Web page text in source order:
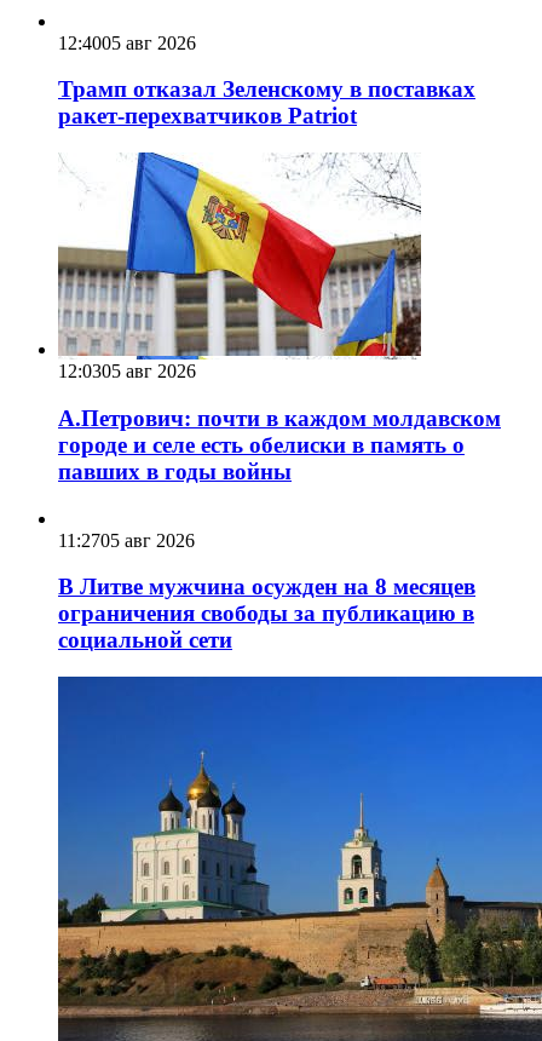
12:4005 авг 2026
Трамп отказал Зеленскому в поставках
ракет-перехватчиков Patriot
12:0305 авг 2026
А.Петрович: почти в каждом молдавском
городе и селе есть обелиски в память о
павших в годы войны
11:2705 авг 2026
В Литве мужчина осужден на 8 месяцев
ограничения свободы за публикацию в
социальной сети